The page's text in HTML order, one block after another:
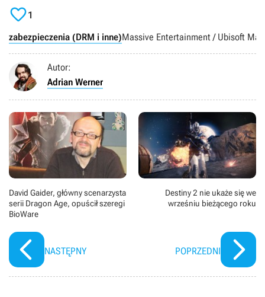
1
zabezpieczenia (DRM i inne)Massive Entertainment / Ubisoft
Autor:
Adrian Werner
David Gaider, główny scenarzysta
serii Dragon Age, opuścił szeregi
BioWare
NASTĘPNY
Destiny 2 nie ukaże się we
wrześniu bieżącego roku
POPRZEDNI